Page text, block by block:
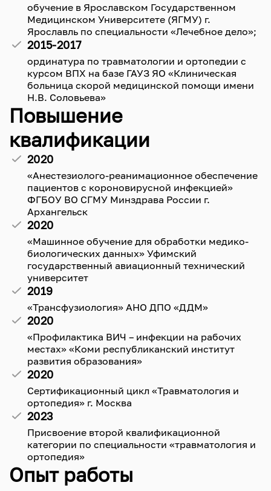
обучение в Ярославском Государственном
Медицинском Университете (ЯГМУ) г.
Ярославль по специальности «Лечебное дело»;
2015-2017
ординатура по травматологии и ортопедии с
курсом ВПХ на базе ГАУЗ ЯО «Клиническая
больница скорой медицинской помощи имени
Н.В. Соловьева»
Повышение
квалификации
2020
«Анестезиолого-реанимационное обеспечение
пациентов с короновирусной инфекцией»
ФГБОУ ВО СГМУ Минздрава России г.
Архангельск
2020
«Машинное обучение для обработки медико-
биологических данных» Уфимский
государственный авиационный технический
университет
2019
«Трансфузиология» АНО ДПО «ДДМ»
2020
«Профилактика ВИЧ – инфекции на рабочих
местах» «Коми республиканский институт
развития образования»
2020
Сертификационный цикл «Травматология и
ортопедия» г. Москва
2023
Присвоение второй квалификационной
категории по специальности «травматология и
ортопедия»
Опыт работы